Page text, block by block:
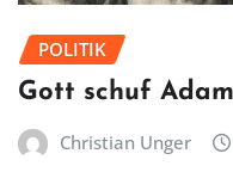
POLITIK
Gott schuf
Christian Unger